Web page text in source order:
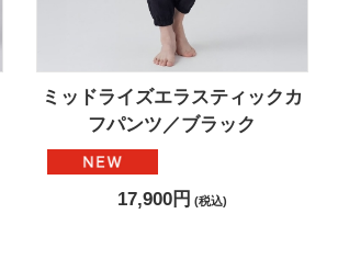
ミッドライズエラスティックカ
フパンツ／ブラック
17,900円 (税込)